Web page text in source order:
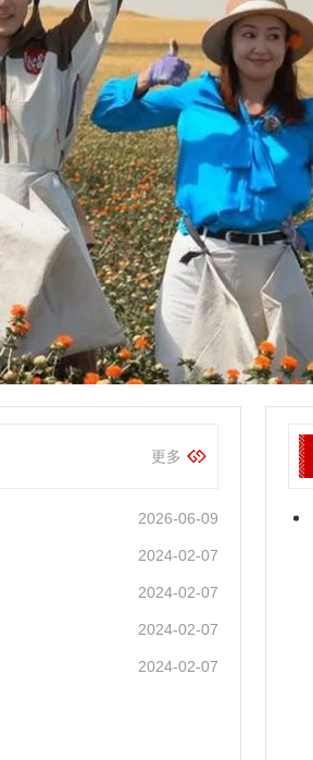
更多
2026-06-09
2024-02-07
2024-02-07
2024-02-07
2024-02-07